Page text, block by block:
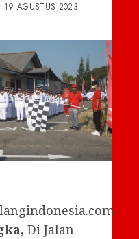
19 AGUSTUS 2023
Di Jalan